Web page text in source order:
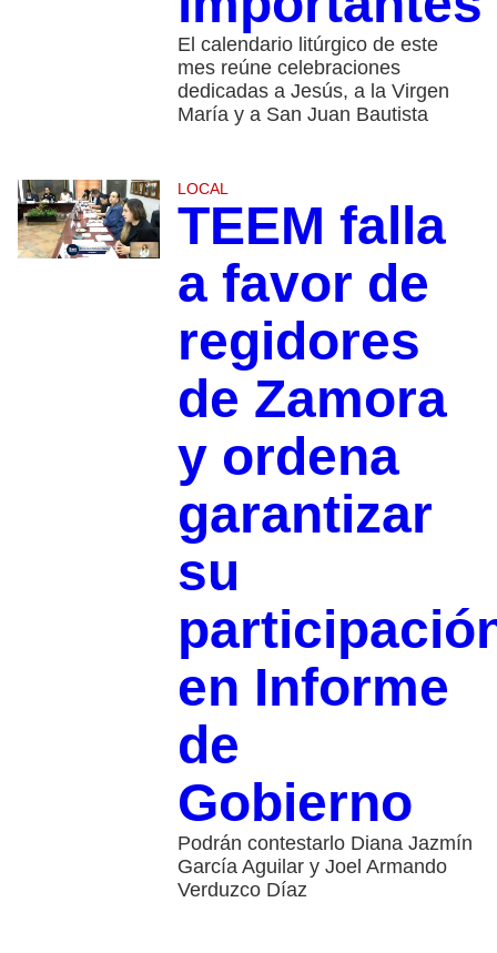
El calendario litúrgico de este
mes reúne celebraciones
dedicadas a Jesús, a la Virgen
María y a San Juan Bautista
LOCAL
TEEM falla
a favor de
regidores
de Zamora
y ordena
garantizar
su
en Informe
de
Gobierno
Podrán contestarlo Diana Jazmín
García Aguilar y Joel Armando
Verduzco Díaz